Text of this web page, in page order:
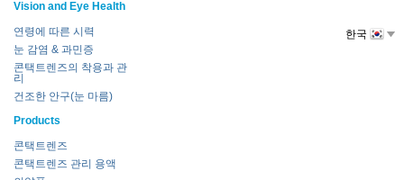
Vision and Eye Health
연령에 따른 시력
눈 감염 & 과민증
콘택트렌즈의 착용과 관
리
건조한 안구(눈 마름)
Products
콘택트렌즈
콘택트렌즈 관리 용액
한국